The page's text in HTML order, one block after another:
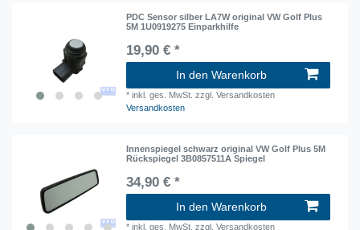
PDC Sensor silber LA7W original VW Golf Plus
5M 1U0919275 Einparkhilfe
19,90 € *
In den Warenkorb
*inkl. ges. MwSt. zzgl. Versandkosten
Versandkosten
Innenspiegel schwarz original VW Golf Plus 5M
Rückspiegel 3B0857511A Spiegel
34,90 € *
In den Warenkorb
*inkl. ges. MwSt. zzgl. Versandkosten